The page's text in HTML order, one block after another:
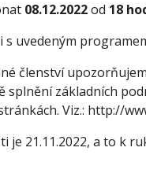
08.12.2022od 18
uvedeným
členství
základních
Viz.: http://
21.11.2022, a to k